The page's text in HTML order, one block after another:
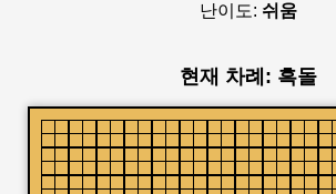
난이도: 쉬움
현재 차례: 흑돌